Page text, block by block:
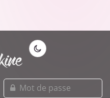
mot
de
passe